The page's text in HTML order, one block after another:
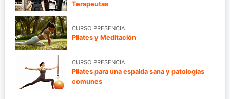
Terapeutas
CURSO PRESENCIAL
Pilates y Meditación
CURSO PRESENCIAL
Pilates para una espalda sana y patologías
comunes